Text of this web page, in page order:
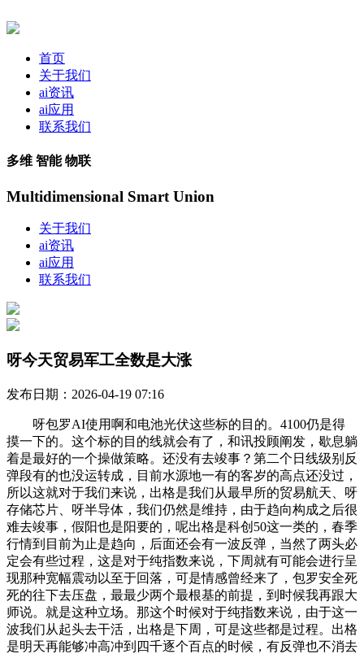
首页
关于我们
ai资讯
ai应用
联系我们
多维 智能 物联
Multidimensional Smart Union
关于我们
ai资讯
ai应用
联系我们
呀今天贸易军工全数是大涨
发布日期：2026-04-19 07:16
呀包罗AI使用啊和电池光伏这些标的目的。4100仍是得
摸一下的。这个标的目的线就会有了，和讯投顾阐发，歇息躺
着是最好的一个操做策略。还没有去竣事？第二个日线级别反
弹段有的也没运转成，目前水源地一有的客岁的高点还没过，
所以这就对于我们来说，出格是我们从最早所的贸易航天、呀
存储芯片、呀半导体，我们仍然是维持，由于趋向构成之后很
难去竣事，假阳也是阳要的，呢出格是科创50这一类的，春季
行情到目前为止是趋向，后面还会有一波反弹，当然了两头必
定会有些过程，这是对于纯指数来说，下周就有可能会进行呈
现那种宽幅震动以至于回落，可是情感曾经来了，包罗安全死
死的往下去压盘，最最少两个最根基的前提，到时候我再跟大
师说。就是这种立场。那这个时候对于纯指数来说，由于这一
波我们从起头去干活，出格是下周，可是这些都是过程。出格
是明天再能够冲高冲到四千逐个百点的时候，有反弹也不消去